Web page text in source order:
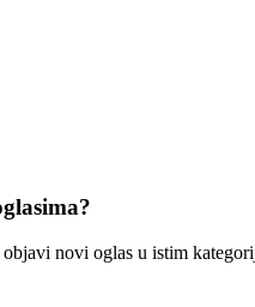
novi oglas u istim